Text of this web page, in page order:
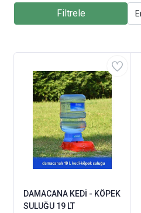
Filtrele
DAMACANA KEDİ - KÖPEK
SULUĞU 19 LT